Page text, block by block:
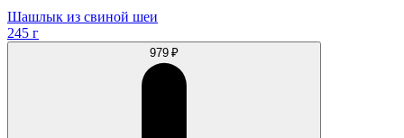
Шашлык из cвинoй шеи
245 г
979 ₽